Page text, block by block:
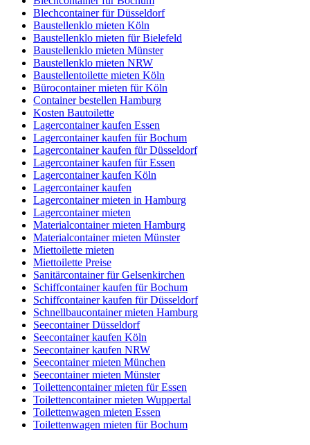
Blechcontainer für Düsseldorf
Baustellenklo mieten Köln
Baustellenklo mieten für Bielefeld
Baustellenklo mieten Münster
Baustellenklo mieten NRW
Baustellentoilette mieten Köln
Bürocontainer mieten für Köln
Container bestellen Hamburg
Kosten Bautoilette
Lagercontainer kaufen Essen
Lagercontainer kaufen für Bochum
Lagercontainer kaufen für Düsseldorf
Lagercontainer kaufen für Essen
Lagercontainer kaufen Köln
Lagercontainer kaufen
Lagercontainer mieten in Hamburg
Lagercontainer mieten
Materialcontainer mieten Hamburg
Materialcontainer mieten Münster
Miettoilette mieten
Miettoilette Preise
Sanitärcontainer für Gelsenkirchen
Schiffcontainer kaufen für Bochum
Schiffcontainer kaufen für Düsseldorf
Schnellbaucontainer mieten Hamburg
Seecontainer Düsseldorf
Seecontainer kaufen Köln
Seecontainer kaufen NRW
Seecontainer mieten München
Seecontainer mieten Münster
Toilettencontainer mieten für Essen
Toilettencontainer mieten Wuppertal
Toilettenwagen mieten Essen
Toilettenwagen mieten für Bochum